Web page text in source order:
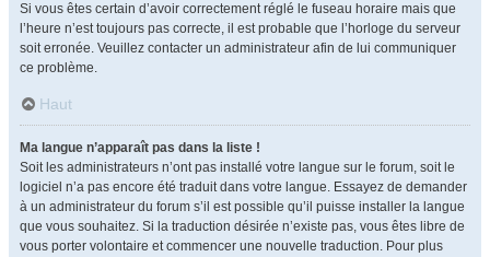
Si vous êtes certain d’avoir correctement réglé le fuseau horaire mais que
l’heure n’est toujours pas correcte, il est probable que l’horloge du serveur
soit erronée. Veuillez contacter un administrateur afin de lui communiquer
ce problème.
Haut
Ma langue n’apparaît pas dans la liste !
Soit les administrateurs n’ont pas installé votre langue sur le forum, soit le
logiciel n’a pas encore été traduit dans votre langue. Essayez de demander
à un administrateur du forum s’il est possible qu’il puisse installer la langue
que vous souhaitez. Si la traduction désirée n’existe pas, vous êtes libre de
vous porter volontaire et commencer une nouvelle traduction. Pour plus